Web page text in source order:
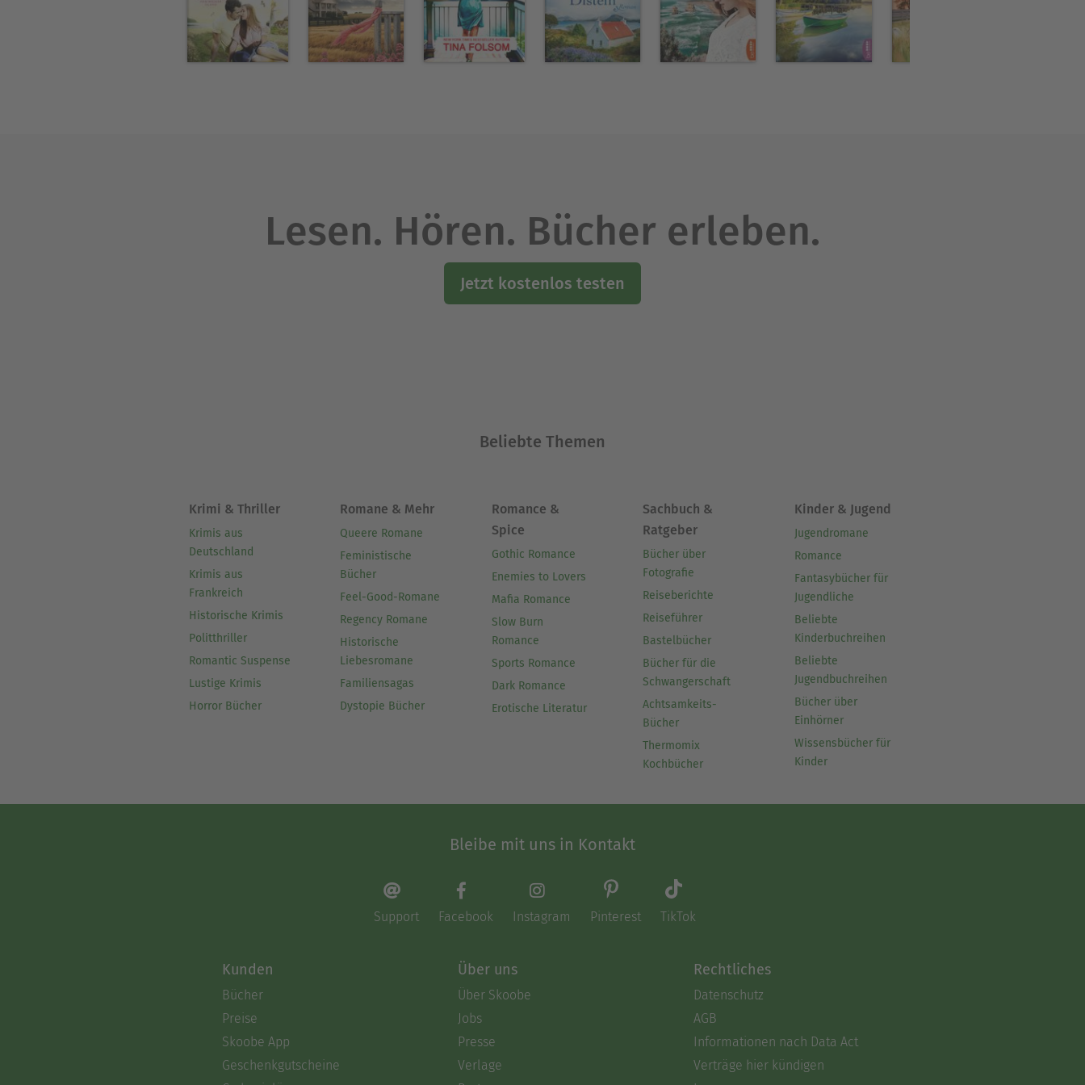
Lesen. Hören. Bücher erleben.
Jetzt kostenlos testen
Beliebte Themen
Krimi & Thriller
Krimis aus
Deutschland
Krimis aus
Frankreich
Historische Krimis
Politthriller
Romantic Suspense
Lustige Krimis
Horror Bücher
Romane & Mehr
Queere Romane
Feministische
Bücher
Feel-Good-Romane
Regency Romane
Historische
Liebesromane
Familiensagas
Dystopie Bücher
Romance &
Spice
Gothic Romance
Enemies to Lovers
Mafia Romance
Slow Burn
Romance
Sports Romance
Dark Romance
Erotische Literatur
Sachbuch &
Ratgeber
Bücher über
Fotografie
Reiseberichte
Reiseführer
Bastelbücher
Bücher für die
Schwangerschaft
Achtsamkeits-
Bücher
Thermomix
Kochbücher
Kinder & Jugend
Jugendromane
Romance
Fantasybücher für
Jugendliche
Beliebte
Kinderbuchreihen
Beliebte
Jugendbuchreihen
Bücher über
Einhörner
Wissensbücher für
Kinder
Bleibe mit uns in Kontakt
Support Facebook Instagram Pinterest TikTok
Kunden
Bücher
Preise
Skoobe App
Geschenkgutscheine
Über uns
Über Skoobe
Jobs
Presse
Verlage
Rechtliches
Datenschutz
AGB
Informationen nach Data Act
Verträge hier kündigen